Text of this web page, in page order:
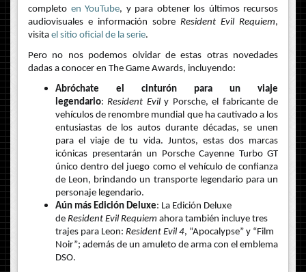
completo en YouTube, y para obtener los últimos recursos
audiovisuales e información sobre Resident Evil Requiem,
visita el sitio oficial de la serie.
Pero no nos podemos olvidar de estas otras novedades
dadas a conocer en The Game Awards, incluyendo:
Abróchate el cinturón para un viaje
legendario:Resident Evily Porsche, el fabricante de
vehículos de renombre mundial que ha cautivado a los
entusiastas de los autos durante décadas, se unen
para el viaje de tu vida. Juntos, estas dos marcas
icónicas presentarán un Porsche Cayenne Turbo GT
único dentro del juego como el vehículo de confianza
de Leon, brindando un transporte legendario para un
personaje legendario.
Aún más Edición Deluxe: La Edición Deluxe
de Resident Evil Requiem ahora también incluye tres
trajes para Leon: Resident Evil 4, “Apocalypse” y “Film
Noir”; además de un amuleto de arma con el emblema
DSO.